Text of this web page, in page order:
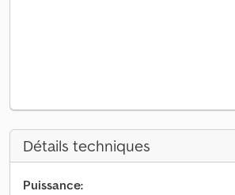
Détails techniques
Puissance: